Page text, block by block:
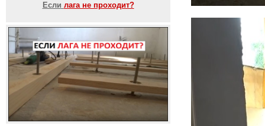
Если лага не проходит?